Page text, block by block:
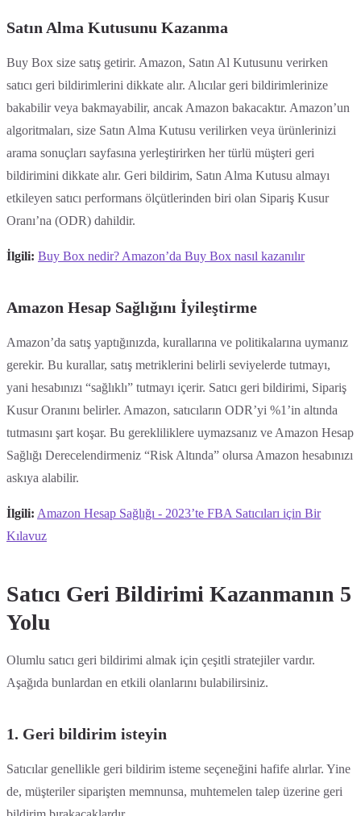
Satın Alma Kutusunu Kazanma
Buy Box size satış getirir. Amazon, Satın Al Kutusunu verirken
satıcı geri bildirimlerini dikkate alır. Alıcılar geri bildirimlerinize
bakabilir veya bakmayabilir, ancak Amazon bakacaktır. Amazon’un
algoritmaları, size Satın Alma Kutusu verilirken veya ürünlerinizi
arama sonuçları sayfasına yerleştirirken her türlü müşteri geri
bildirimini dikkate alır. Geri bildirim, Satın Alma Kutusu almayı
etkileyen satıcı performans ölçütlerinden biri olan Sipariş Kusur
Oranı’na (ODR) dahildir.
İlgili: Buy Box nedir? Amazon’da Buy Box nasıl kazanılır
Amazon Hesap Sağlığını İyileştirme
Amazon’da satış yaptığınızda, kurallarına ve politikalarına uymanız
gerekir. Bu kurallar, satış metriklerini belirli seviyelerde tutmayı,
yani hesabınızı “sağlıklı” tutmayı içerir. Satıcı geri bildirimi, Sipariş
Kusur Oranını belirler. Amazon, satıcıların ODR’yi %1’in altında
tutmasını şart koşar. Bu gerekliliklere uymazsanız ve Amazon Hesap
Sağlığı Derecelendirmeniz “Risk Altında” olursa Amazon hesabınızı
askıya alabilir.
İlgili: Amazon Hesap Sağlığı - 2023’te FBA Satıcıları için Bir
Kılavuz
Satıcı Geri Bildirimi Kazanmanın 5
Yolu
Olumlu satıcı geri bildirimi almak için çeşitli stratejiler vardır.
Aşağıda bunlardan en etkili olanlarını bulabilirsiniz.
1. Geri bildirim isteyin
Satıcılar genellikle geri bildirim isteme seçeneğini hafife alırlar. Yine
de, müşteriler siparişten memnunsa, muhtemelen talep üzerine geri